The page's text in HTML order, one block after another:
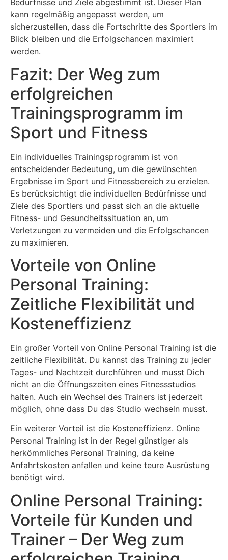
Bedürfnisse und Ziele abgestimmt ist. Dieser Plan
kann regelmäßig angepasst werden, um
sicherzustellen, dass die Fortschritte des Sportlers im
Blick bleiben und die Erfolgschancen maximiert
werden.
Fazit: Der Weg zum
erfolgreichen
Trainingsprogramm im
Sport und Fitness
Ein individuelles Trainingsprogramm ist von
entscheidender Bedeutung, um die gewünschten
Ergebnisse im Sport und Fitnessbereich zu erzielen.
Es berücksichtigt die individuellen Bedürfnisse und
Ziele des Sportlers und passt sich an die aktuelle
Fitness- und Gesundheitssituation an, um
Verletzungen zu vermeiden und die Erfolgschancen
zu maximieren.
Vorteile von Online
Personal Training:
Zeitliche Flexibilität und
Kosteneffizienz
Ein großer Vorteil von Online Personal Training ist die
zeitliche Flexibilität. Du kannst das Training zu jeder
Tages- und Nachtzeit durchführen und musst Dich
nicht an die Öffnungszeiten eines Fitnessstudios
halten. Auch ein Wechsel des Trainers ist jederzeit
möglich, ohne dass Du das Studio wechseln musst.
Ein weiterer Vorteil ist die Kosteneffizienz. Online
Personal Training ist in der Regel günstiger als
herkömmliches Personal Training, da keine
Anfahrtskosten anfallen und keine teure Ausrüstung
benötigt wird.
Online Personal Training:
Vorteile für Kunden und
Trainer – Der Weg zum